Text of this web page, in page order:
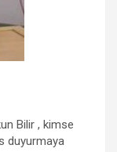
Bilir , kimse
duyurmaya